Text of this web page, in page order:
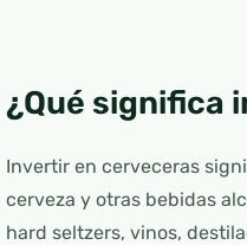
¿Qué significa
Invertir en cerveceras
cerveza y otras bebidas
hard seltzers, vinos,